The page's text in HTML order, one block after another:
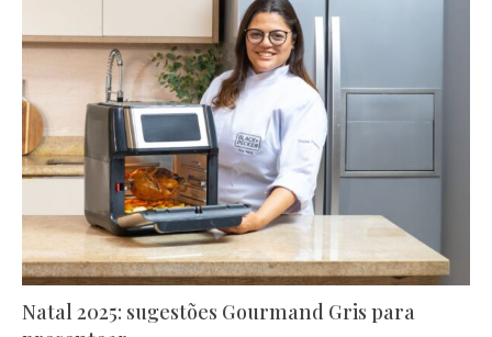
Natal 2025: sugestões Gourmand Gris para